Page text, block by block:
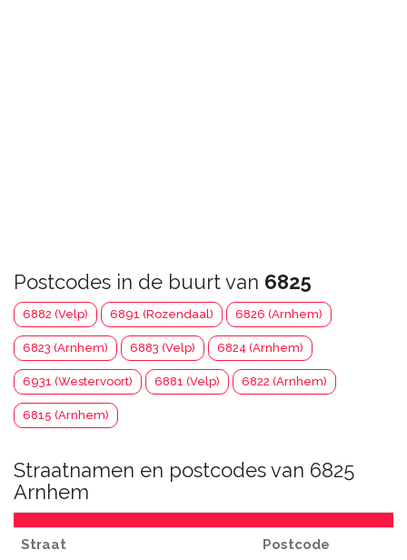
Postcodes in de buurt van 6825
6882 (Velp) 6891 (Rozendaal) 6826 (Arnhem)
6823 (Arnhem) 6883 (Velp) 6824 (Arnhem)
6931 (Westervoort) 6881 (Velp) 6822 (Arnhem)
6815 (Arnhem)
Straatnamen en postcodes van 6825
Arnhem
Straat Postcode